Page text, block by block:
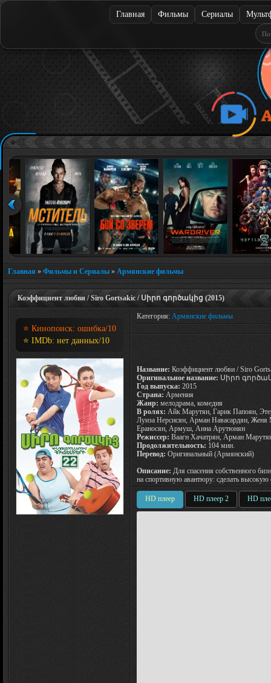
Главная Фильмы Сериалы
Главная » Фильмы и Сериалы » Армянские фильмы
Коэффициент любви / Siro Gortsakic / Սիրո գործակից (2015)
⭐ Кинопоиск: ошибка/10
⭐ IMDb: нет данных/10
Категория: Армянские фильмы
Название: Коэффициент любви / Siro
Оригинальное название: Սիրո
Год выпуска: 2015
Страна: Армения
Жанр: мелодрама, комедия
В ролях: Айк Марутян, Гарик Папоян,
Луиза Нерсисян, Арман Навасардян,
Ераносян, Армуш, Анна Арутюнян
Режиссер: Ваагн Хачатрян, Арман
Продолжительность: 104 мин.
Перевод: Оригинальный (Армянский)
Описание: Для спасения собственного
на спортивную авантюру: сделать
HD плеер HD плеер 2 HD